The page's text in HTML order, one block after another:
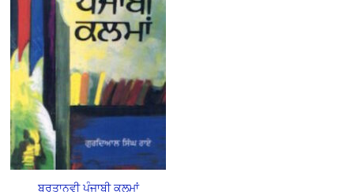
ਬਰਤਾਨਵੀ ਪੰਜਾਬੀ ਕਲਮਾਂ